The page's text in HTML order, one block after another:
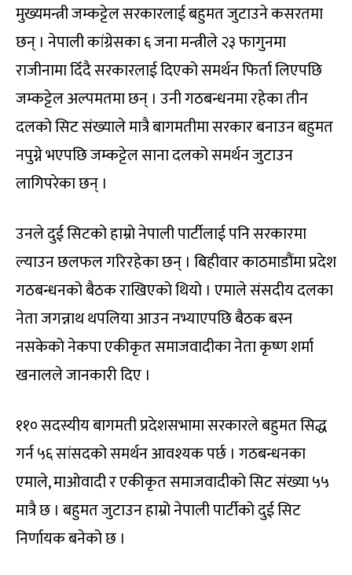
मुख्यमन्त्री जम्कट्टेल सरकारलाई बहुमत जुटाउने कसरतमा
छन् । नेपाली कांग्रेसका ६ जना मन्त्रीले २३ फागुनमा
राजीनामा दिँदै सरकारलाई दिएको समर्थन फिर्ता लिएपछि
जम्कट्टेल अल्पमतमा छन् । उनी गठबन्धनमा रहेका तीन
दलको सिट संख्याले मात्रै बागमतीमा सरकार बनाउन बहुमत
नपुग्ने भएपछि जम्कट्टेल साना दलको समर्थन जुटाउन
लागिपरेका छन् ।
उनले दुई सिटको हाम्रो नेपाली पार्टीलाई पनि सरकारमा
ल्याउन छलफल गरिरहेका छन् । बिहीवार काठमाडौंमा प्रदेश
गठबन्धनको बैठक राखिएको थियो । एमाले संसदीय दलका
नेता जगन्नाथ थपलिया आउन नभ्याएपछि बैठक बस्न
नसकेको नेकपा एकीकृत समाजवादीका नेता कृष्ण शर्मा
खनालले जानकारी दिए ।
११० सदस्यीय बागमती प्रदेशसभामा सरकारले बहुमत सिद्ध
गर्न ५६ सांसदको समर्थन आवश्यक पर्छ । गठबन्धनका
एमाले, माओवादी र एकीकृत समाजवादीको सिट संख्या ५५
मात्रै छ । बहुमत जुटाउन हाम्रो नेपाली पार्टीको दुई सिट
निर्णायक बनेको छ ।